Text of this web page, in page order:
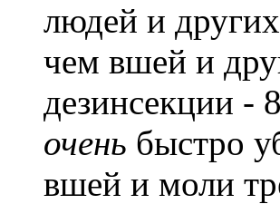
людей и
чем вшей и
дезинсекции -
очень быстро
вшей и моли